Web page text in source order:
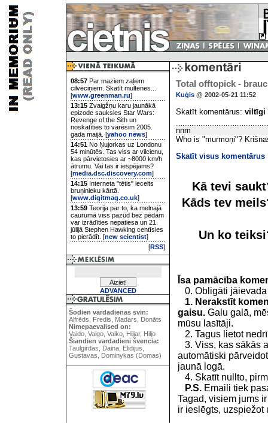
08:57 Par maziem zaļiem
cilvēciņiem. Skatīt multenes...
[www.greenman.ru]
13:15 Zvaigžņu karu jaunākā
epizode sauksies Star Wars:
Revenge of the Sith un
noskatīties to varēsim 2005.
gada maijā. [yahoo news]
14:51 No Ņujorkas uz Londonu
54 minūtēs. Tas viss ar vilcienu,
kas pārvietosies ar ~8000 km/h
ātrumu. Vai tas ir iespējams?
[media.dsc.discovery.com]
14:15 Interneta "tētis" iecelts
bruņinieku kārtā.
[www.digitmag.co.uk]
13:59 Teorija par to, ka melnajā
caurumā viss pazūd bez pēdām
var izrādīties nepatiesa un 21.
jūlijā Stephen Hawking centīsies
to pierādīt. [new scientist]
[RSS]
ADVANCED
Šodien vardadienas svin:
Alfrēds, Fredis, Madars, Donāts
Nimepaevalised on:
Vaido, Vaigo, Vaiko, Hiljar, Hiljo
Šiandien vardadieni švencia:
Taulgirdas, Daina, Elidijus,
Gustavas, Dominykas (Domas)
Total offtopick -
Kuģis @ 2002-05-21 11:52
Skatīt komentārus: viltīgi
nnm
Who is "murmoņi"?
Skatīt visus komentārus
Kā tevi
Kāds tev
Un ko
Īsa pamācība
0. Obligāti jāievada
1. Nerakstīt
gaisu. Galu galā,
mūsu lasītāji.
2. Tagus lietot
3. Viss, kas sākās
automātiski
jaunā logā.
4. Skatīt nullto,
P.S. Emaili tiek
Tagad, visiem jums
ir ieslēgts, uzspiežot